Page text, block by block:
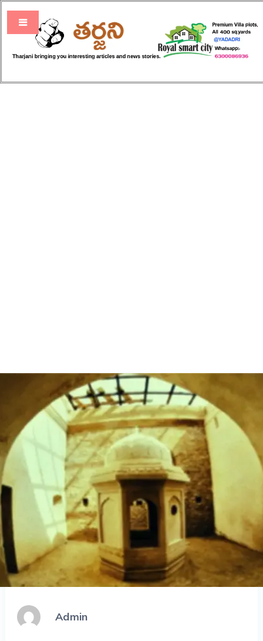
Admin